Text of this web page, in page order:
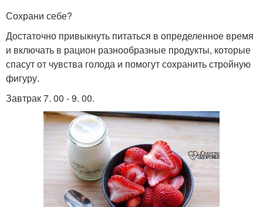
Сохрани себе?
Достаточно привыкнуть питаться в определенное время
и включать в рацион разнообразные продукты, которые
спасут от чувства голода и помогут сохранить стройную
фигуру.
Завтрак 7. 00 - 9. 00.